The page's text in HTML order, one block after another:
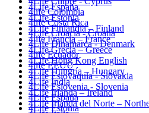
4Life España
4Life Estonia
4Life Finlandia – Finland
4life Francia – France
4Life Grecia – Greece
4Life Hong Kong English
4Life Hungría – Hungary
4Life India
4Life Irlanda – Ireland
4Life Irlanda del Norte –
4life Colombia
4life Costa Rica
4Life Croacia - Croatia
4Life Dinamarca - Denmark
4life Ecuador
4life EEUU
4Life Eslovaquia - Slovakia
4Life Eslovenia - Slovenia
4Life España
4Life Estonia